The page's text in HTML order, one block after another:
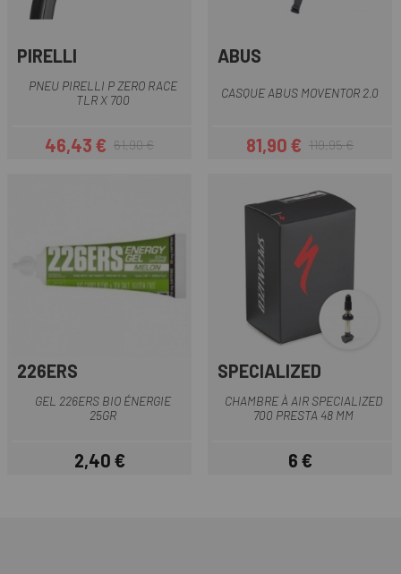
PIRELLI
PNEU PIRELLI P ZERO RACE
TLR X 700
Prix
46,43 €Prix habituel
61,90 €
ABUS
CASQUE ABUS MOVENTOR 2.0
Prix
81,90 €Prix habituel
119,95 €
226ERS
GEL 226ERS BIO ÉNERGIE
25GR
Prix
2,40 €
SPECIALIZED
CHAMBRE À AIR SPECIALIZED
700 PRESTA 48 MM
Prix
6 €